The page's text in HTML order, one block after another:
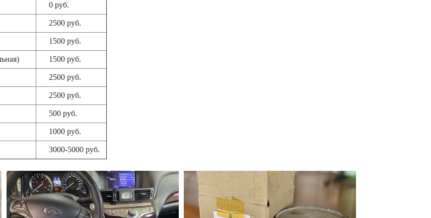
0 руб.
2500 руб.
1500 руб.
1500 руб.
2500 руб.
2500 руб.
500 руб.
1000 руб.
3000-5000 руб.